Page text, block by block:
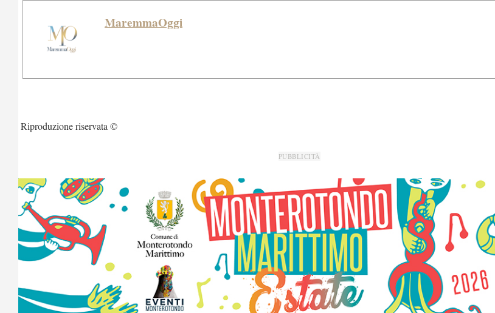
MaremmaOggi
Riproduzione riservata ©
PUBBLICITÀ